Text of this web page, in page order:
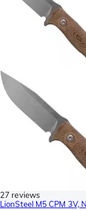
27 reviews
LionSteel M5 CPM 3V,